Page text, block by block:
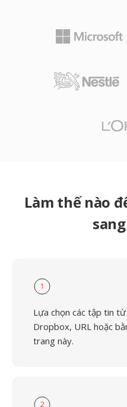
Làm thế nào
1
Lựa chọn các tập tin
Dropbox, URL hoặc
trang này.
2